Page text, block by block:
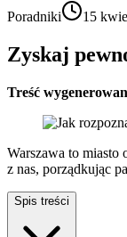
Poradniki
15
Zyskaj
Treść
Warszawa to miasto
z nas, porządkując
Spis treści